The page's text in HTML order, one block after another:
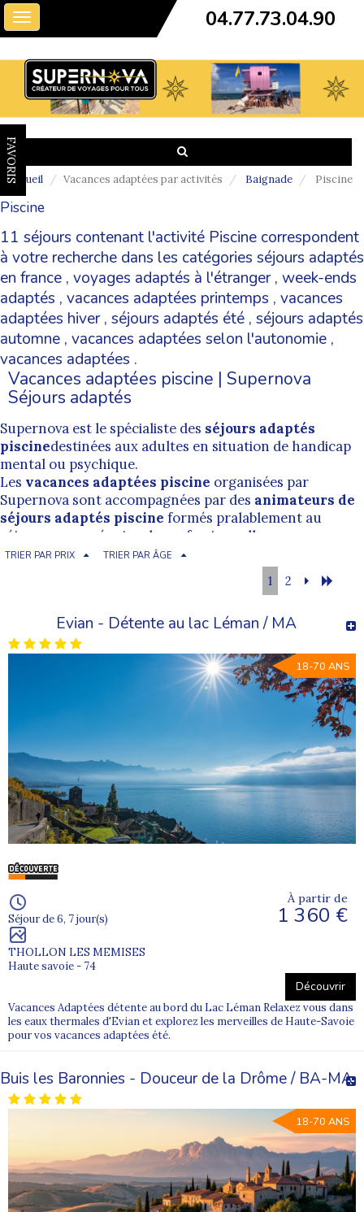
Toggle
navigation
04.77.73.04.90
FAVORIS
Accueil Vacances adaptées par activités Baignade Piscine
Piscine
11 séjours contenant l'activité Piscine correspondent
à votre recherche dans les catégories séjours adaptés
en france , voyages adaptés à l'étranger, week-ends
adaptés , vacances adaptées printemps , vacances
adaptées hiver, séjours adaptés été , séjours adaptés
automne , vacances adaptées selon l'autonomie ,
vacances adaptées .
Vacances adaptées piscine | Supernova
Séjours adaptés
Supernova est le spécialiste des séjours adaptés
piscinedestinées aux adultes en situation de handicap
mental ou psychique.
Les vacances adaptées piscine organisées par
Supernova sont accompagnées par des animateurs de
séjours adaptés piscine formés pralablement au
séjour par une équipe de professionnelle.
L'encadrement proposé par nos
est bienveillant et permet
de pratiquer dans des conditions les plus inclusives
Cherchez un séjour adapté piscine
TRIER PAR PRIX TRIER PAR ÂGE
1 2
Evian - Détente au lac Léman / MA
18-70 ANS
Séjour de 6, 7 jour(s)
THOLLON LES MEMISES
Haute savoie - 74
À partir de
1 360 €
Découvrir
Vacances Adaptées détente au bord du Lac Léman Relaxez vous dans
les eaux thermales d'Evian et explorez les merveilles de Haute-Savoie
pour vos vacances adaptées été.
Buis les Baronnies - Douceur de la Drôme / BA-MA
18-70 ANS